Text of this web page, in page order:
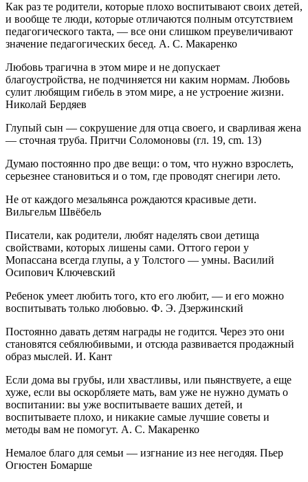
Как раз те родители, которые плохо воспитывают своих детей,
и вообще те люди, которые отличаются полным отсутствием
педагогического такта, — все они слишком преувеличивают
значение педагогических бесед. А. С. Макаренко
Любовь трагична в этом мире и не допускает
благоустройства, не подчиняется ни каким нормам. Любовь
сулит любящим гибель в этом мире, а не устроение жизни.
Николай Бердяев
Глупый сын — сокрушение для отца своего, и сварливая жена
— сточная труба. Притчи Соломоновы (гл. 19, cm. 13)
Думаю постоянно про две вещи: о том, что нужно взрослеть,
серьезнее становиться и о том, где проводят снегири лето.
Не от каждого мезальянса рождаются красивые дети.
Вильгельм Швёбель
Писатели, как родители, любят наделять свои детища
свойствами, которых лишены сами. Оттого герои у
Мопассана всегда глупы, а у Толстого — умны. Василий
Осипович Ключевский
Ребенок умеет любить того, кто его любит, — и его можно
воспитывать только любовью. Ф. Э. Дзержинский
Постоянно давать детям награды не годится. Через это они
становятся себялюбивыми, и отсюда развивается продажный
образ мыслей. И. Кант
Если дома вы грубы, или хвастливы, или пьянствуете, а еще
хуже, если вы оскорбляете мать, вам уже не нужно думать о
воспитании: вы уже воспитываете ваших детей, и
воспитываете плохо, и никакие самые лучшие советы и
методы вам не помогут. А. С. Макаренко
Немалое благо для семьи — изгнание из нее негодяя. Пьер
Огюстен Бомарше